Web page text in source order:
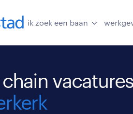
ik zoek een baan
vacatures